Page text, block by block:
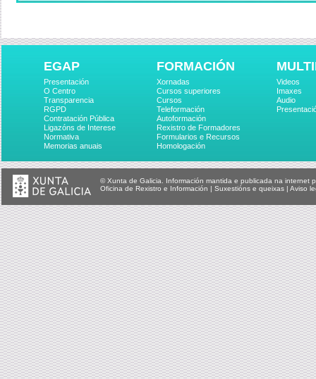
EGAP
Presentación
O Centro
Transparencia
RGPD
Contratación Pública
Ligazóns de Interese
Normativa
Memorias anuais
FORMACIÓN
Xornadas
Cursos superiores
Cursos
Teleformación
Autoformación
Rexistro de Formadores
Formularios e Recursos
Homologación
Videos
Imaxes
Audio
© Xunta de Galicia. Información mantida e publicada na internet
Oficina de Rexistro e Información | Suxestións e queixas | Aviso